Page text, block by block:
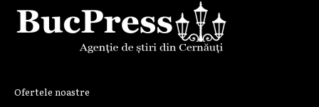
Ofertele noastre